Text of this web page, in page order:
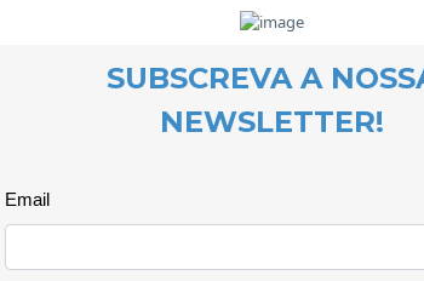
23 March 2023
No mês de
para a
participará no
Escusado será
bonecas
“costureirinha”